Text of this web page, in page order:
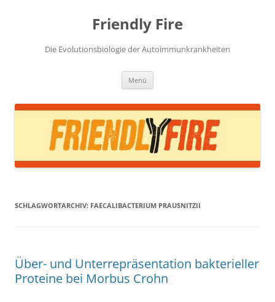
Friendly Fire
Die Evolutionsbiologie der Autoimmunkrankheiten
Menü
SCHLAGWORTARCHIV: FAECALIBACTERIUM PRAUSNITZII
Über- und Unterrepräsentation bakterieller
Proteine bei Morbus Crohn